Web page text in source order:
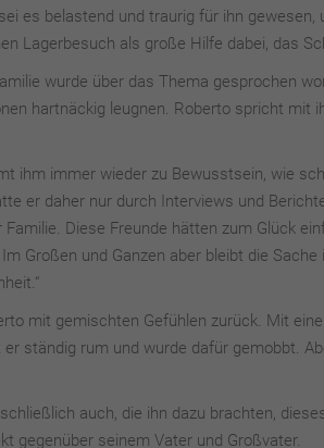
es belastend und traurig für ihn
Lagerbesuch als große Hilfe dabei, das
wurde über das Thema gesprochen
hartnäckig leugnen. Roberto spricht
ihm immer wieder zu Bewusstsein, wie
er daher nur durch Interviews und
Familie. Diese Freunde hätten zum Glück
Großen und Ganzen aber bleibt die
mit gemischten Gefühlen zurück. Mit
ständig rum und wurde dafür gemobbt.
auch, die ihn dazu brachten,
gegenüber seinem Vater und Großvater.